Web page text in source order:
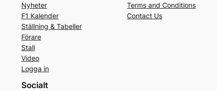
Nyheter
F1 Kalender
Ställning & Tabeller
Förare
Stall
Video
Logga in
Terms and Conditions
Contact Us
Socialt